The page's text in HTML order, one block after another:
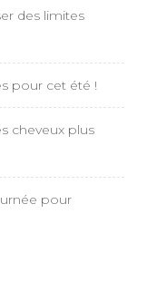
des limites
pour cet été !
cheveux plus
pour